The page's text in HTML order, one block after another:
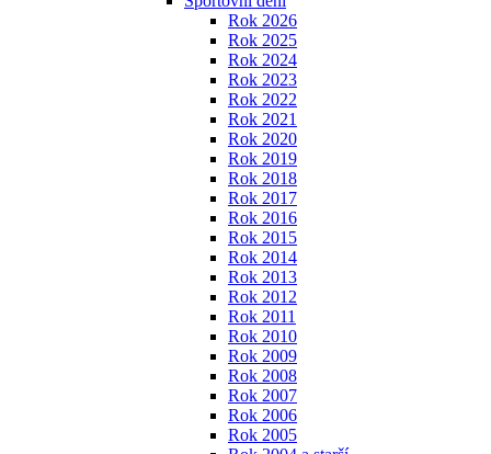
Rok 2026
Rok 2025
Rok 2024
Rok 2023
Rok 2022
Rok 2021
Rok 2020
Rok 2019
Rok 2018
Rok 2017
Rok 2016
Rok 2015
Rok 2014
Rok 2013
Rok 2012
Rok 2011
Rok 2010
Rok 2009
Rok 2008
Rok 2007
Rok 2006
Rok 2005